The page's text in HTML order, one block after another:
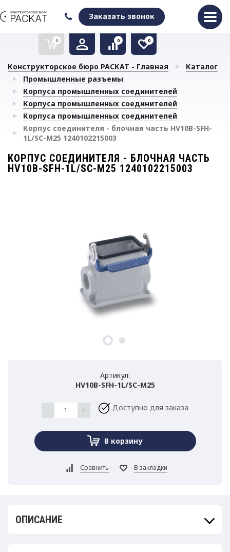
Заказать звонок
0
Очистить список сравнения
0
Очистить избранное
0
Конструкторское бюро РАСКАТ - Главная
Каталог
Промышленные разъемы
Корпуса промышленных соединителей
Корпуса промышленных соединителей
Корпуса промышленных соединителей
Корпус соединителя - блочная часть HV10B-SFH-
1L/SC-M25 1240102215003
КОРПУС СОЕДИНИТЕЛЯ - БЛОЧНАЯ ЧАСТЬ
HV10B-SFH-1L/SC-M25 1240102215003
Артикул:
HV10B-SFH-1L/SC-M25
Доступно для заказа
ОПИСАНИЕ